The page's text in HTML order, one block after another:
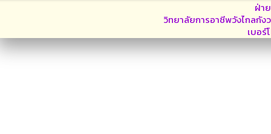
ฝ่า
วิทยาลัยการอาชีพวังไกลกัง
เบอ